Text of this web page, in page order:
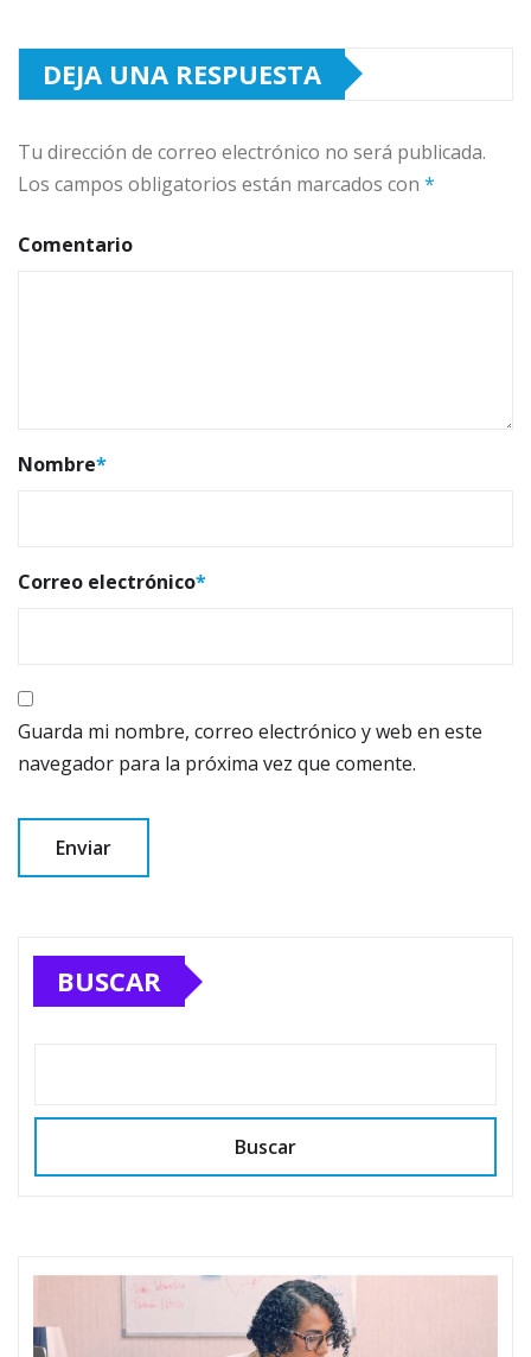
DEJA UNA RESPUESTA
Tu dirección de correo electrónico no será publicada.
Los campos obligatorios están marcados con *
Comentario
Nombre*
Correo electrónico*
Guarda mi nombre, correo electrónico y web en este
navegador para la próxima vez que comente.
BUSCAR
Buscar